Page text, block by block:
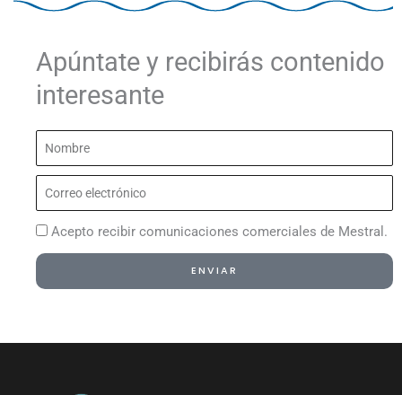
Apúntate y recibirás contenido
interesante
Nombre
Correo
electrónico
Acepto recibir comunicaciones comerciales de Mestral.
ENVIAR